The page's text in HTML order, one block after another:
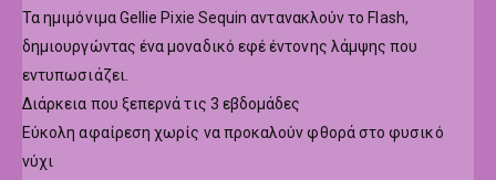
Τα ημιμόνιμα Gellie Pixie Sequin αντανακλούν το Flash,
δημιουργώντας ένα μοναδικό εφέ έντονης λάμψης που
εντυπωσιάζει.
Διάρκεια που ξεπερνά τις 3 εβδομάδες
Εύκολη αφαίρεση χωρίς να προκαλούν φθορά στο φυσικό
νύχι